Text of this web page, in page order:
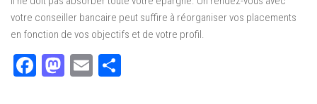
votre conseiller bancaire peut suffire à réorganiser vos placements
en fonction de vos objectifs et de votre profil.
Facebook
Mastodon
Email